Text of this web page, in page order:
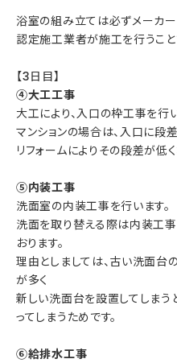
浴室の組み立ては必ずメーカ
認定施工業者が施工を行うこと
【3日目】
④大工工事
大工により、入口の枠工事を行い
マンションの場合は、入口に段
リフォームによりその段差が低
⑤内装工事
洗面室の内装工事を行います。
洗面を取り替える際は内装工
おります。
理由としましては、古い洗面台
が多く
新しい洗面台を設置してしま
ってしまうためです。
⑥給排水工事